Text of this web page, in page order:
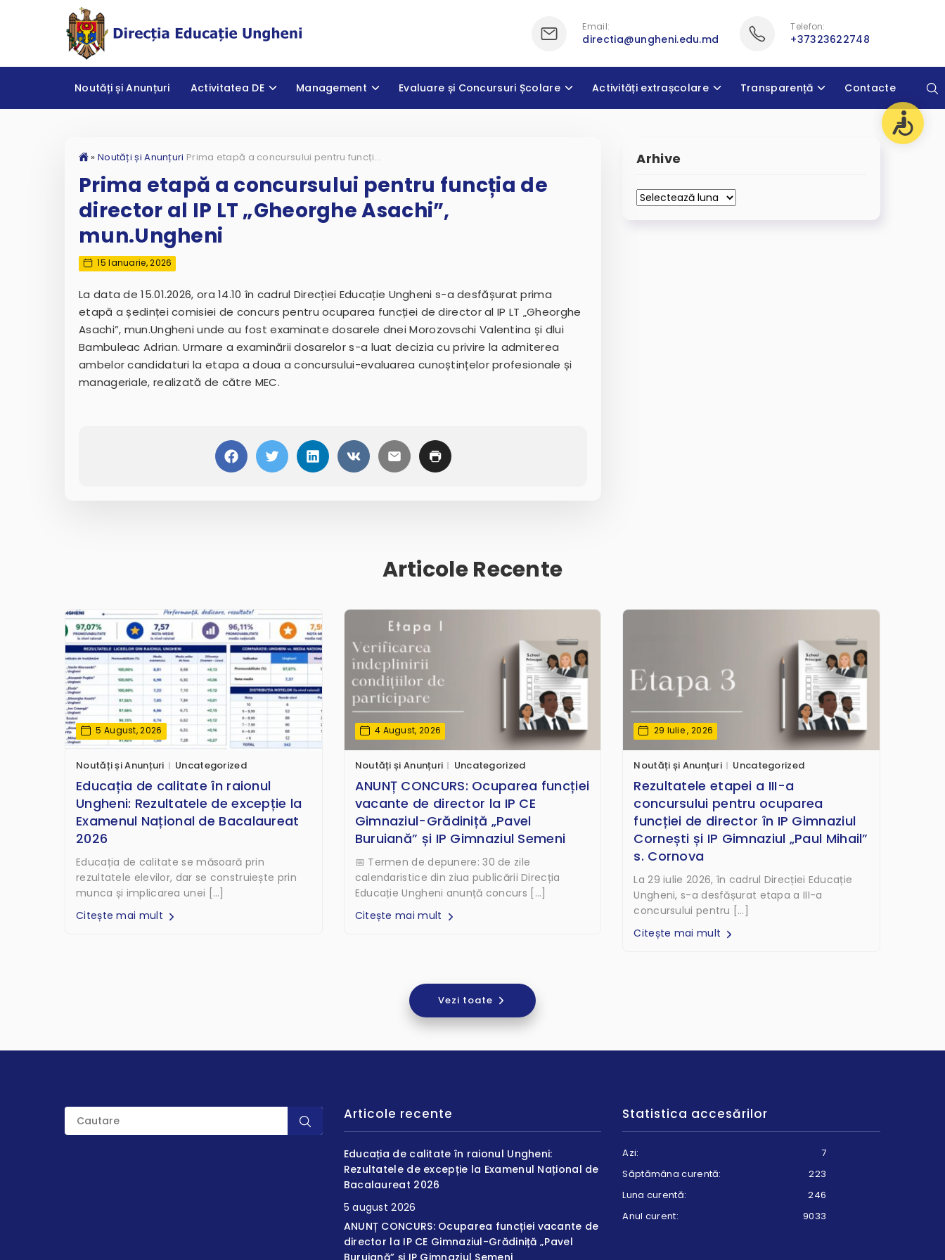
Email:
directia@ungheni.edu.md
Telefon:
+37323622748
Noutăți și Anunțuri Activitatea DE Management Evaluare și Concursuri Școlare Activități extrașcolare Transparență Contacte
» Noutăți și Anunțuri Prima etapă a concursului pentru funcția de director al IP LT „Gheorghe Asachi”, mun.Ungheni
Prima etapă a concursului pentru funcția de
director al IP LT „Gheorghe Asachi”,
mun.Ungheni
15 Ianuarie, 2026
La data de 15.01.2026, ora 14.10 în cadrul Direcției Educație Ungheni s-a desfășurat prima
etapă a ședinței comisiei de concurs pentru ocuparea funcției de director al IP LT „Gheorghe
Asachi”, mun.Ungheni unde au fost examinate dosarele dnei Morozovschi Valentina și dlui
Bambuleac Adrian. Urmare a examinării dosarelor s-a luat decizia cu privire la admiterea
ambelor candidaturi la etapa a doua a concursului-evaluarea cunoștințelor profesionale și
manageriale, realizată de către MEC.
Arhive
Arhive
Articole Recente
5 August, 2026
Noutăți și Anunțuri Uncategorized
Educația de calitate în raionul
Ungheni: Rezultatele de excepție la
Examenul Național de Bacalaureat
2026
Educația de calitate se măsoară prin
rezultatele elevilor, dar se construiește prin
munca și implicarea unei […]
Citește mai mult
4 August, 2026
Noutăți și Anunțuri Uncategorized
ANUNȚ CONCURS: Ocuparea funcției
vacante de director la IP CE
Gimnaziul-Grădiniță „Pavel
Buruiană” și IP Gimnaziul Semeni
📅 Termen de depunere: 30 de zile
calendaristice din ziua publicării Direcția
Educație Ungheni anunță concurs […]
Citește mai mult
29 Iulie , 2026
Noutăți și Anunțuri Uncategorized
Rezultatele etapei a III-a
concursului pentru ocuparea
funcției de director în IP Gimnaziul
Cornești și IP Gimnaziul „Paul Mihail”
s. Cornova
La 29 iulie 2026, în cadrul Direcției Educație
Ungheni, s-a desfășurat etapa a III-a
concursului pentru […]
Citește mai mult
Vezi toate
Articole recente
Educația de calitate în raionul Ungheni:
Rezultatele de excepție la Examenul Național de
Bacalaureat 2026
5 august 2026
ANUNȚ CONCURS: Ocuparea funcției vacante de
director la IP CE Gimnaziul-Grădiniță „Pavel
Statistica accesărilor
Azi:
7
Săptămâna curentă:
223
Luna curentă:
246
Anul curent:
9033